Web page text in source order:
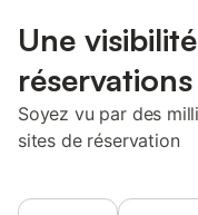
Une
réservations
Soyez vu par des
sites de réservation